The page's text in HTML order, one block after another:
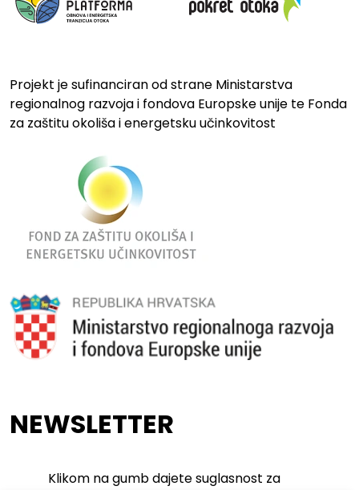
Projekt je sufinanciran od strane Ministarstva
regionalnog razvoja i fondova Europske unije te Fonda
za zaštitu okoliša i energetsku učinkovitost
NEWSLETTER
Klikom na gumb dajete suglasnost za